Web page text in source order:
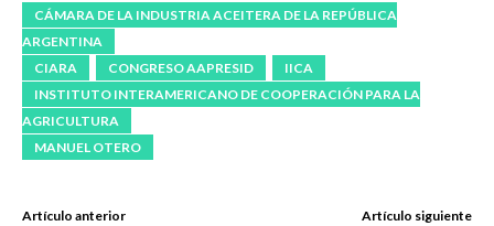
CÁMARA DE LA INDUSTRIA ACEITERA DE LA REPÚBLICA
ARGENTINA
CIARA
CONGRESO AAPRESID
IICA
INSTITUTO INTERAMERICANO DE COOPERACIÓN PARA LA
AGRICULTURA
MANUEL OTERO
Artículo anterior Artículo siguiente